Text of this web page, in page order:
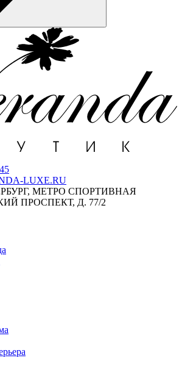
LUXE.RU
МЕТРО СПОРТИВНАЯ
ПРОСПЕКТ, Д. 77/2